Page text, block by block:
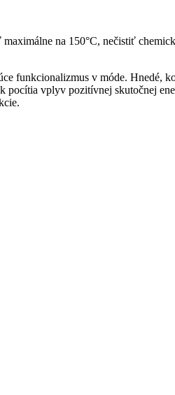
na 150°C, nečistiť
funkcionalizmus v móde. Hnedé,
vplyv pozitívnej skutočnej